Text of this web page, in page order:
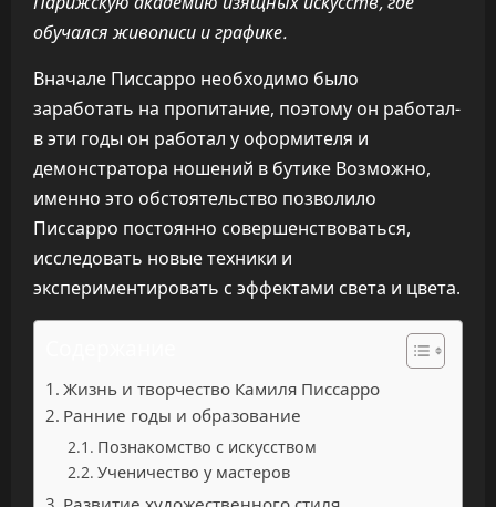
обучался живописи и графике.
Вначале Писсарро необходимо было
заработать на пропитание, поэтому он работал-
в эти годы он работал у оформителя и
демонстратора ношений в бутике Возможно,
именно это обстоятельство позволило
Писсарро постоянно совершенствоваться,
исследовать новые техники и
экспериментировать с эффектами света и цвета.
Жизнь и творчество Камиля Писсарро
Ранние годы и образование
Познакомство с искусством
Ученичество у мастеров